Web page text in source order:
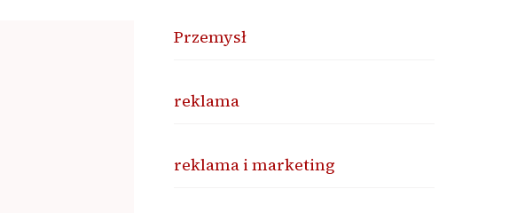
Przemysł
reklama
reklama i marketing